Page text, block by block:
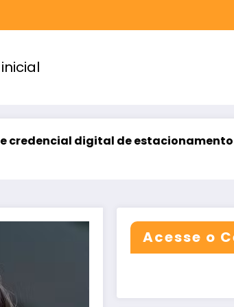
digital de estacionamento
Acesse o